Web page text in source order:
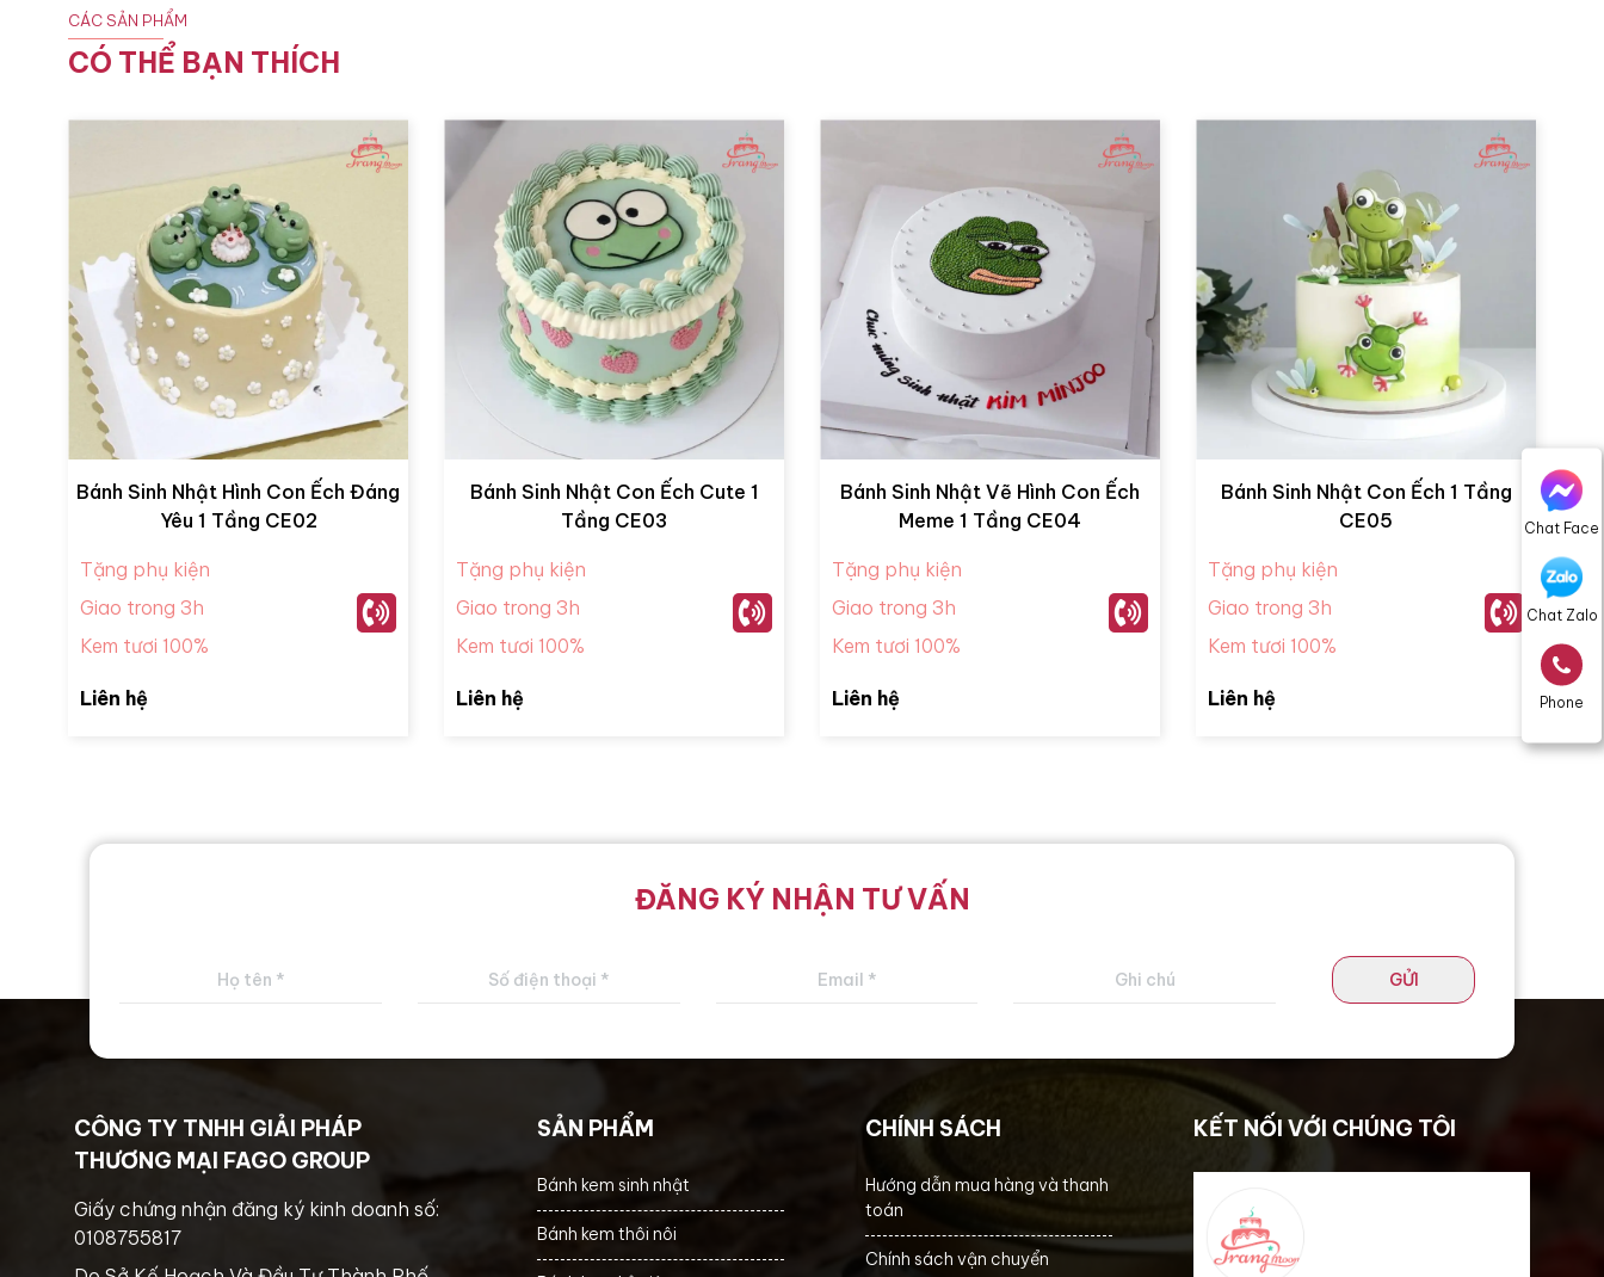
Chat Face
Chat Zalo
Phone
CÁC SẢN PHẨM
CÓ THỂ BẠN THÍCH
Bánh Sinh Nhật Hình Con Ếch Đáng
Yêu 1 Tầng CE02
Tặng phụ kiện
Giao trong 3h
Kem tươi 100%
Liên hệ
Bánh Sinh Nhật Con Ếch Cute 1
Tầng CE03
Tặng phụ kiện
Giao trong 3h
Kem tươi 100%
Liên hệ
Bánh Sinh Nhật Vẽ Hình Con Ếch
Meme 1 Tầng CE04
Tặng phụ kiện
Giao trong 3h
Kem tươi 100%
Liên hệ
Bánh Sinh Nhật Con Ếch 1 Tầng
CE05
Tặng phụ kiện
Giao trong 3h
Kem tươi 100%
Liên hệ
ĐĂNG KÝ NHẬN TƯ VẤN
GỬI
CÔNG TY TNHH GIẢI PHÁP
THƯƠNG MẠI FAGO GROUP
Giấy chứng nhận đăng ký kinh doanh số:
0108755817
SẢN PHẨM
Bánh kem sinh nhật
Bánh kem thôi nôi
CHÍNH SÁCH
Hướng dẫn mua hàng và thanh
toán
Chính sách vận chuyển
KẾT NỐI VỚI CHÚNG TÔI